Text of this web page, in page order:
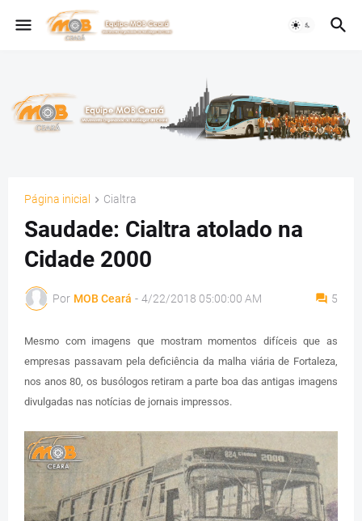
Página inicial Cialtra
Saudade: Cialtra atolado na
Cidade 2000
Por MOB Ceará - 4/22/2018 05:00:00 AM 5
Mesmo com imagens que mostram momentos difíceis que as
empresas passavam pela deficiência da malha viária de Fortaleza,
nos anos 80, os busólogos retiram a parte boa das antigas imagens
divulgadas nas notícias de jornais impressos.